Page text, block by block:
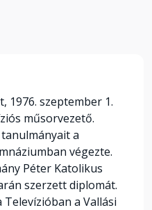
1976. szeptember 1.
műsorvezető.
a
végezte.
Péter Katolikus
szerzett diplomát.
a Vallási